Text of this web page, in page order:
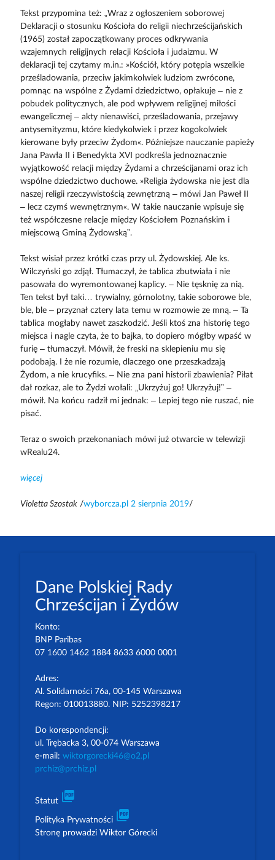
Tekst przypomina też: „Wraz z ogłoszeniem soborowej
Deklaracji o stosunku Kościoła do religii niechrześcijańskich
(1965) został zapoczątkowany proces odkrywania
wzajemnych religijnych relacji Kościoła i judaizmu. W
deklaracji tej czytamy m.in.: »Kościół, który potępia wszelkie
prześladowania, przeciw jakimkolwiek ludziom zwrócone,
pomnąc na wspólne z Żydami dziedzictwo, opłakuje – nie z
pobudek politycznych, ale pod wpływem religijnej miłości
ewangelicznej – akty nienawiści, prześladowania, przejawy
antysemityzmu, które kiedykolwiek i przez kogokolwiek
kierowane były przeciw Żydom«. Późniejsze nauczanie papieży
Jana Pawła II i Benedykta XVI podkreśla jednoznacznie
wyjątkowość relacji między Żydami a chrześcijanami oraz ich
wspólne dziedzictwo duchowe. »Religia żydowska nie jest dla
naszej religii rzeczywistością zewnętrzną – mówi Jan Paweł II
– lecz czymś wewnętrznym«. W takie nauczanie wpisuje się
też współczesne relacje między Kościołem Poznańskim i
miejscową Gminą Żydowską”.
Tekst wisiał przez krótki czas przy ul. Żydowskiej. Ale ks.
Wilczyński go zdjął. Tłumaczył, że tablica zbutwiała i nie
pasowała do wyremontowanej kaplicy. – Nie tęsknię za nią.
Ten tekst był taki… trywialny, górnolotny, takie soborowe ble,
ble, ble – przyznał cztery lata temu w rozmowie ze mną. – Ta
tablica mogłaby nawet zaszkodzić. Jeśli ktoś zna historię tego
miejsca i nagle czyta, że to bajka, to dopiero mógłby wpaść w
furię – tłumaczył. Mówił, że freski na sklepieniu mu się
podobają. I że nie rozumie, dlaczego one przeszkadzają
Żydom, a nie krucyfiks. – Nie zna pani historii zbawienia? Piłat
dał rozkaz, ale to Żydzi wołali: „Ukrzyżuj go! Ukrzyżuj!” –
mówił. Na końcu radził mi jednak: – Lepiej tego nie ruszać, nie
pisać.
Teraz o swoich przekonaniach mówi już otwarcie w telewizji
wRealu24.
więcej
Violetta Szostak/wyborcza.pl 2 sierpnia 2019/
Dane Polskiej Rady
Chrześcijan i Żydów
Konto:
BNP Paribas
07 1600 1462 1884 8633 6000 0001
Adres:
Al. Solidarności 76a, 00-145 Warszawa
Regon: 010013880. NIP: 5252398217
Do korespondencji:
ul. Trębacka 3, 00-074 Warszawa
e-mail: wiktorgorecki46@o2.pl
prchiz@prchiz.pl
Statut picture_as_pdf
Polityka Prywatności picture_as_pdf
Stronę prowadzi Wiktor Górecki